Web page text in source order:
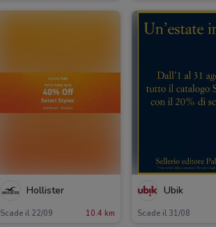
Hollister
Scade il 22/09 10.4 km
Ubik
Scade il 31/08